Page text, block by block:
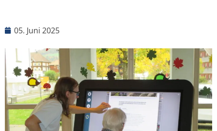
05. Juni 2025